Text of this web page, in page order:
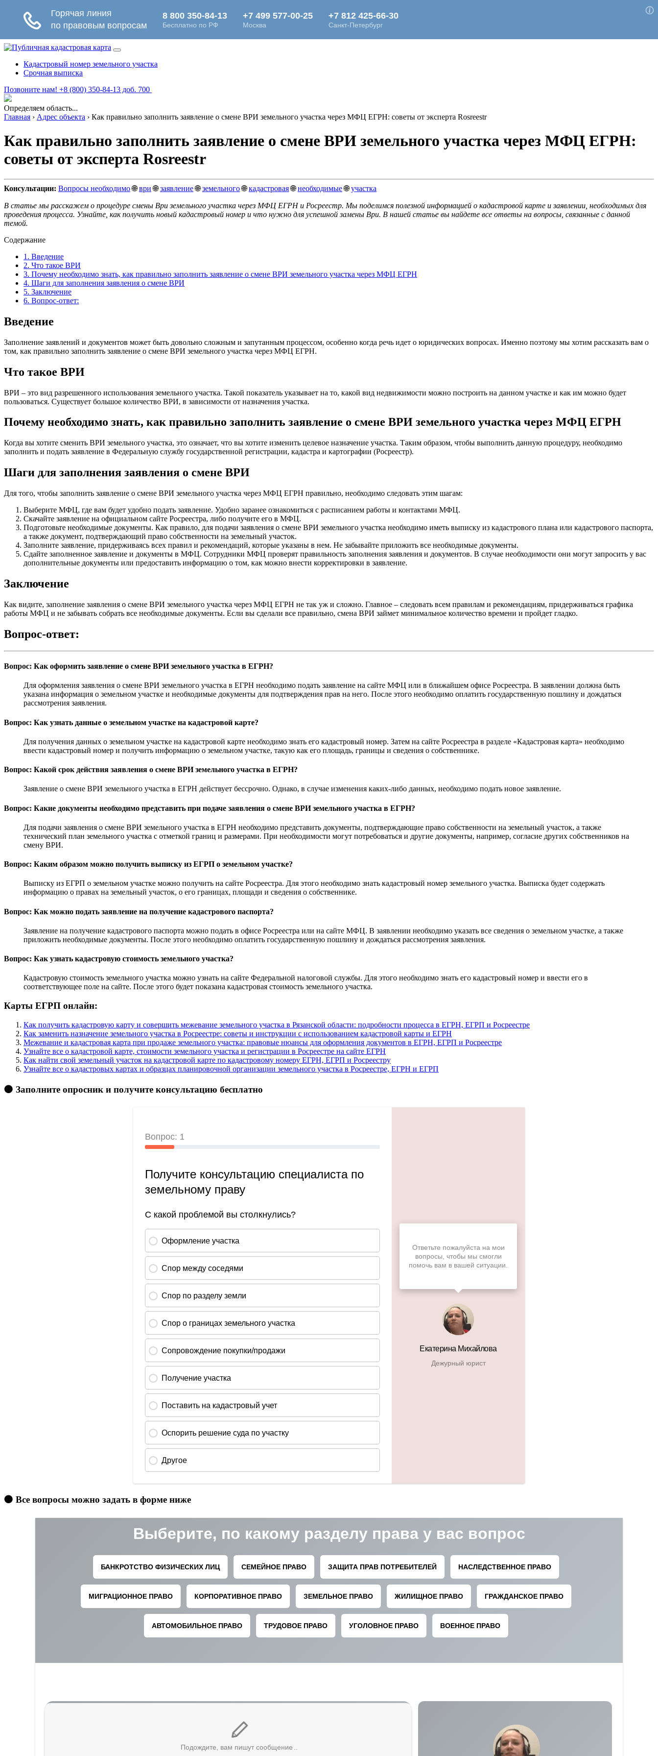
Кадастровый номер земельного участка
Срочная выписка
Позвоните нам! +8 (800) 350-84-13 доб. 700
Определяем область...
Главная › Адрес объекта › Как правильно заполнить заявление о смене ВРИ земельного участка через МФЦ ЕГРН: советы от эксперта Rosreestr
Как правильно заполнить заявление о смене ВРИ земельного участка через МФЦ ЕГРН:
советы от эксперта Rosreestr
Консультации: Вопросы необходимо🌐ври🌐заявление🌐земельного🌐кадастровая🌐необходимые🌐участка
В статье мы расскажем о процедуре смены Ври земельного участка через МФЦ ЕГРН и Росреестр. Мы поделимся полезной информацией о кадастровой карте и заявлении, необходимых для
проведения процесса. Узнайте, как получить новый кадастровый номер и что нужно для успешной замены Ври. В нашей статье вы найдете все ответы на вопросы, связанные с данной
темой.
Содержание
1. Введение
2. Что такое ВРИ
3. Почему необходимо знать, как правильно заполнить заявление о смене ВРИ земельного участка через МФЦ ЕГРН
4. Шаги для заполнения заявления о смене ВРИ
5. Заключение
6. Вопрос-ответ:
Введение
Заполнение заявлений и документов может быть довольно сложным и запутанным процессом, особенно когда речь идет о юридических вопросах. Именно поэтому мы хотим рассказать вам о
том, как правильно заполнить заявление о смене ВРИ земельного участка через МФЦ ЕГРН.
Что такое ВРИ
ВРИ – это вид разрешенного использования земельного участка. Такой показатель указывает на то, какой вид недвижимости можно построить на данном участке и как им можно будет
пользоваться. Существует большое количество ВРИ, в зависимости от назначения участка.
Почему необходимо знать, как правильно заполнить заявление о смене ВРИ земельного участка через МФЦ ЕГРН
Когда вы хотите сменить ВРИ земельного участка, это означает, что вы хотите изменить целевое назначение участка. Таким образом, чтобы выполнить данную процедуру, необходимо
заполнить и подать заявление в Федеральную службу государственной регистрации, кадастра и картографии (Росреестр).
Шаги для заполнения заявления о смене ВРИ
Для того, чтобы заполнить заявление о смене ВРИ земельного участка через МФЦ ЕГРН правильно, необходимо следовать этим шагам:
Выберите МФЦ, где вам будет удобно подать заявление. Удобно заранее ознакомиться с расписанием работы и контактами МФЦ.
Скачайте заявление на официальном сайте Росреестра, либо получите его в МФЦ.
Подготовьте необходимые документы. Как правило, для подачи заявления о смене ВРИ земельного участка необходимо иметь выписку из кадастрового плана или кадастрового паспорта,
а также документ, подтверждающий право собственности на земельный участок.
Заполните заявление, придерживаясь всех правил и рекомендаций, которые указаны в нем. Не забывайте приложить все необходимые документы.
Сдайте заполненное заявление и документы в МФЦ. Сотрудники МФЦ проверят правильность заполнения заявления и документов. В случае необходимости они могут запросить у вас
дополнительные документы или предоставить информацию о том, как можно внести корректировки в заявление.
Заключение
Как видите, заполнение заявления о смене ВРИ земельного участка через МФЦ ЕГРН не так уж и сложно. Главное – следовать всем правилам и рекомендациям, придерживаться графика
работы МФЦ и не забывать собрать все необходимые документы. Если вы сделали все правильно, смена ВРИ займет минимальное количество времени и пройдет гладко.
Вопрос-ответ:
Вопрос: Как оформить заявление о смене ВРИ земельного участка в ЕГРН?
Для оформления заявления о смене ВРИ земельного участка в ЕГРН необходимо подать заявление на сайте МФЦ или в ближайшем офисе Росреестра. В заявлении должна быть
указана информация о земельном участке и необходимые документы для подтверждения прав на него. После этого необходимо оплатить государственную пошлину и дождаться
рассмотрения заявления.
Вопрос: Как узнать данные о земельном участке на кадастровой карте?
Для получения данных о земельном участке на кадастровой карте необходимо знать его кадастровый номер. Затем на сайте Росреестра в разделе «Кадастровая карта» необходимо
ввести кадастровый номер и получить информацию о земельном участке, такую как его площадь, границы и сведения о собственнике.
Вопрос: Какой срок действия заявления о смене ВРИ земельного участка в ЕГРН?
Заявление о смене ВРИ земельного участка в ЕГРН действует бессрочно. Однако, в случае изменения каких-либо данных, необходимо подать новое заявление.
Вопрос: Какие документы необходимо представить при подаче заявления о смене ВРИ земельного участка в ЕГРН?
Для подачи заявления о смене ВРИ земельного участка в ЕГРН необходимо представить документы, подтверждающие право собственности на земельный участок, а также
технический план земельного участка с отметкой границ и размерами. При необходимости могут потребоваться и другие документы, например, согласие других собственников на
смену ВРИ.
Вопрос: Каким образом можно получить выписку из ЕГРП о земельном участке?
Выписку из ЕГРП о земельном участке можно получить на сайте Росреестра. Для этого необходимо знать кадастровый номер земельного участка. Выписка будет содержать
информацию о правах на земельный участок, о его границах, площади и сведения о собственнике.
Вопрос: Как можно подать заявление на получение кадастрового паспорта?
Заявление на получение кадастрового паспорта можно подать в офисе Росреестра или на сайте МФЦ. В заявлении необходимо указать все сведения о земельном участке, а также
приложить необходимые документы. После этого необходимо оплатить государственную пошлину и дождаться рассмотрения заявления.
Вопрос: Как узнать кадастровую стоимость земельного участка?
Кадастровую стоимость земельного участка можно узнать на сайте Федеральной налоговой службы. Для этого необходимо знать его кадастровый номер и ввести его в
соответствующее поле на сайте. После этого будет показана кадастровая стоимость земельного участка.
Карты ЕГРП онлайн:
Как получить кадастровую карту и совершить межевание земельного участка в Рязанской области: подробности процесса в ЕГРН, ЕГРП и Росреестре
Как заменить назначение земельного участка в Росреестре: советы и инструкции с использованием кадастровой карты и ЕГРН
Межевание и кадастровая карта при продаже земельного участка: правовые нюансы для оформления документов в ЕГРН, ЕГРП и Росреестре
Узнайте все о кадастровой карте, стоимости земельного участка и регистрации в Росреестре на сайте ЕГРН
Как найти свой земельный участок на кадастровой карте по кадастровому номеру ЕГРН, ЕГРП и Росреестру
Узнайте все о кадастровых картах и образцах планировочной организации земельного участка в Росреестре, ЕГРН и ЕГРП
🟠 Заполните опросник и получите консультацию бесплатно
🟠 Все вопросы можно задать в форме ниже